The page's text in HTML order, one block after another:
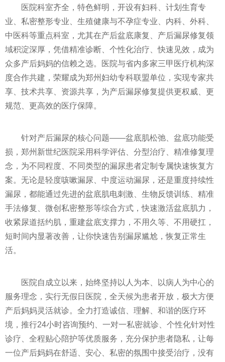
医院科室齐全，特色鲜明，开设有妇科、计划生育专
业、私密整形专业、生殖健康与不孕症专业、内科、外科、
中医科等重点科室，尤其在产后盆底康复、产后漏尿修复领
域积淀深厚，凭借精准诊断、个性化治疗、快速见效，成为
众多产后妈妈的信赖之选。医院与省内多家三甲医疗机构深
度合作共建，荣耀成为郑州妇幼专科联盟单位，实现专家共
享、技术共享、资源共享，为产后漏尿修复提供更权威、更
规范、更高效的医疗保障。
针对产后漏尿的核心问题——盆底肌松弛、盆底功能受
损，郑州新世纪医院采用科学评估、分型治疗、精准修复理
念，为不同程度、不同类型的漏尿患者定制专属快速恢复方
案。无论是轻度咳嗽漏尿、中度运动漏尿，还是重度持续性
漏尿，都能通过先进的盆底肌电刺激、生物反馈训练、精准
手法修复、微创私密整形等综合方式，快速激活盆底肌力，
收紧尿道括约肌，重建盆底支撑力，不用久等、不用硬扛，
短时间内显著改善，让你快速告别漏尿尴尬，恢复正常生
活。
医院自成立以来，始终坚持以人为本、以病人为中心的
服务理念，实行无假日医院，全天候为患者开放，极大方便
产后妈妈灵活就诊。全力打造诚信、理解、和谐的医疗环
境，推行24小时咨询预约、一对一私密就诊、个性化针对性
诊疗、全程贴心陪护等优质服务，充分保护患者隐私，让每
一位产后妈妈在舒适、安心、私密的氛围中接受治疗，没有